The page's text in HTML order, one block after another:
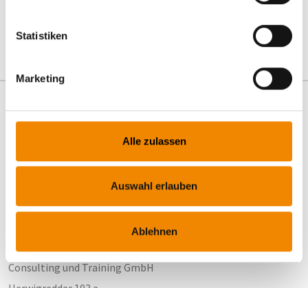
Statistiken
Marketing
Alle zulassen
Auswahl erlauben
Ablehnen
Wirklich weiter wachsen.
DEVCON-CT
Consulting und Training GmbH